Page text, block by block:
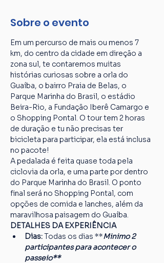
Sobre o evento
Em um percurso de mais ou menos 7
km, do centro da cidade em direção a
zona sul, te contaremos muitas
histórias curiosas sobre a orla do
Guaíba, o bairro Praia de Belas, o
Parque Marinha do Brasil, o estádio
Beira-Rio, a Fundação Iberê Camargo e
o Shopping Pontal. O tour tem 2 horas
de duração e tu não precisas ter
bicicleta para participar, ela está inclusa
no pacote!
A pedalada é feita quase toda pela
ciclovia da orla, e uma parte por dentro
do Parque Marinha do Brasil. O ponto
final será no Shopping Pontal, com
opções de comida e lanches, além da
maravilhosa paisagem do Guaíba.
DETALHES DA EXPERIÊNCIA
Dias: Todas os dias **Minimo 2
participantes para acontecer o
passeio**